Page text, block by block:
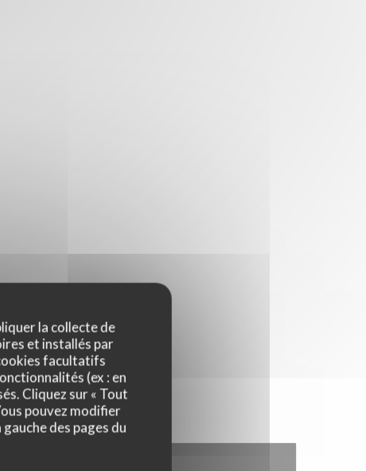
la collecte de
et installés par
facultatifs
(ex : en
Cliquez sur « Tout
pouvez modifier
des pages du